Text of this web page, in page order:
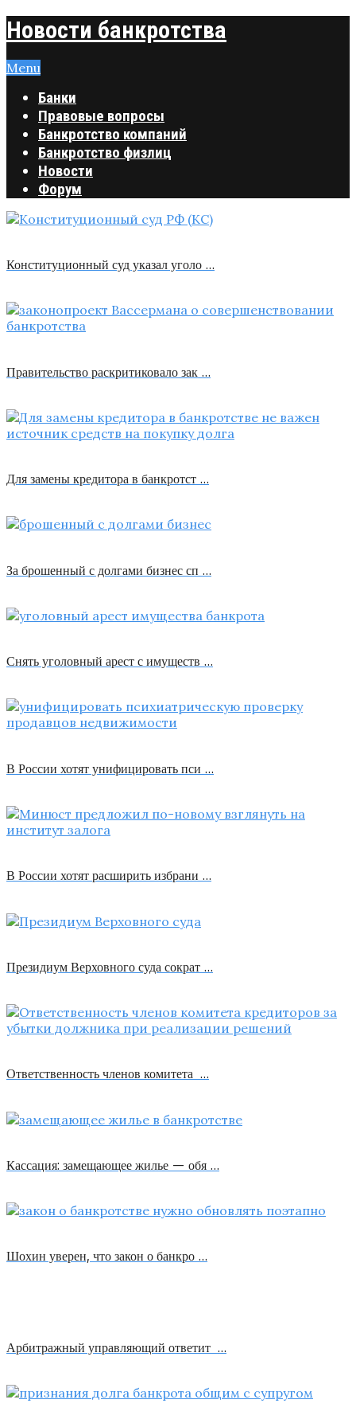
Новости банкротства
Menu
Банки
Правовые вопросы
Банкротство компаний
Банкротство физлиц
Новости
Форум
Конституционный суд указал уголо …
Правительство раскритиковало зак …
Для замены кредитора в банкротст …
За брошенный с долгами бизнес сп …
Снять уголовный арест с имуществ …
В России хотят унифицировать пси …
В России хотят расширить избрани …
Президиум Верховного суда сократ …
Ответственность членов комитета …
Кассация: замещающее жилье — обя …
Шохин уверен, что закон о банкро …
Арбитражный управляющий ответит …